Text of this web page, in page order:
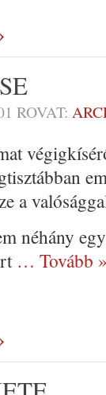
ROVAT:
a
né­hány
… Tovább